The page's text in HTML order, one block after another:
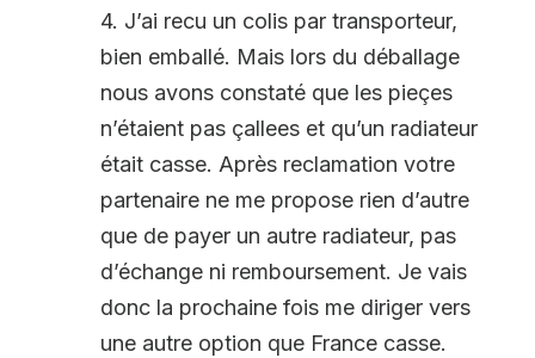
4. J’ai recu un colis par transporteur,
bien emballé. Mais lors du déballage
nous avons constaté que les pieçes
n’étaient pas çallees et qu’un radiateur
était casse. Après reclamation votre
partenaire ne me propose rien d’autre
que de payer un autre radiateur, pas
d’échange ni remboursement. Je vais
donc la prochaine fois me diriger vers
une autre option que France casse.